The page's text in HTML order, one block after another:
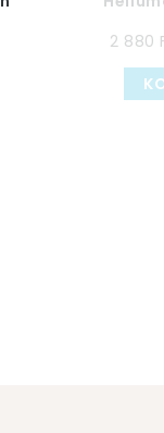
2 880